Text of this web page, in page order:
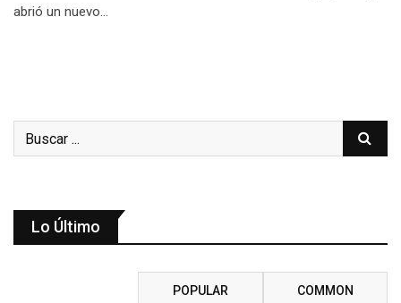
abrió un nuevo…
Lo Último
POPULAR COMMON